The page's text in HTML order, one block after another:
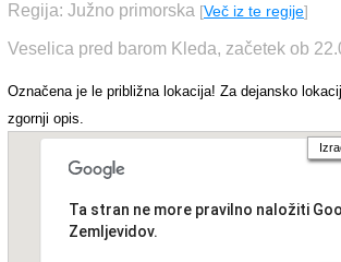
Regija: Južno primorska [Več iz te regije]
Veselica pred barom Kleda, začetek ob
Označena je le približna lokacija! Za dejansko
zgornji opis.
Ta stran ne more pravilno naložiti
Zemljevidov.